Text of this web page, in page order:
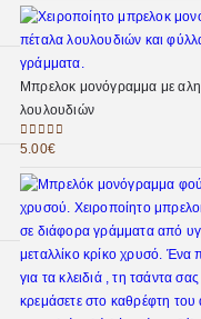
Μπρελοκ μονόγραμμα με
λουλουδιών
0 out of 5
5.00€